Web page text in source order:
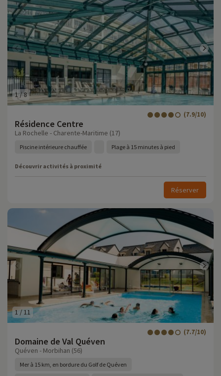
1/8
Résidence Centre
(7.9/10)
La Rochelle - Charente-Maritime (17)
Piscine intérieure chauffée Plage à 15 minutes à pied
Découvrir activités à proximité
Réserver
1/11
Domaine de Val Quéven
(7.7/10)
Quéven - Morbihan (56)
Mer à 15 km, en bordure du Golf de Quéven